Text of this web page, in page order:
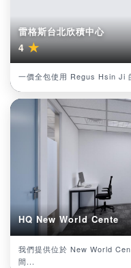
雷格斯台北欣積中心
4★
一價全包使用 Regus Hsin Ji
HQ New World Cente
我們提供位於 New World
間...